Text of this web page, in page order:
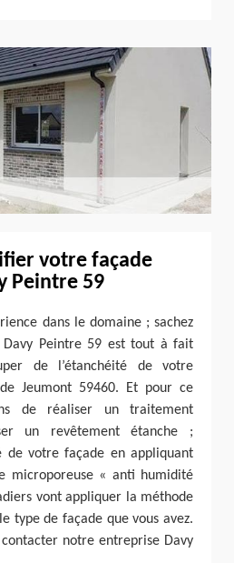
votre façade
Peintre 59
dans le domaine ; sachez
Peintre 59 est tout à fait
de l’étanchéité de votre
Jeumont 59460. Et pour ce
de réaliser un traitement
un revêtement étanche ;
de votre façade en appliquant
microporeuse « anti humidité
vont appliquer la méthode
type de façade que vous avez.
contacter notre entreprise Davy